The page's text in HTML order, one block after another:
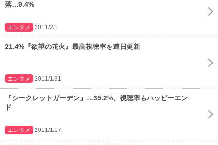
落…9.4%
エンタメ 2011/2/1
21.4%『欲望の花火』最高視聴率を連日更新
エンタメ 2011/1/31
『シークレットガーデン』…35.2%、視聴率もハッピーエン
ド
エンタメ 2011/1/17